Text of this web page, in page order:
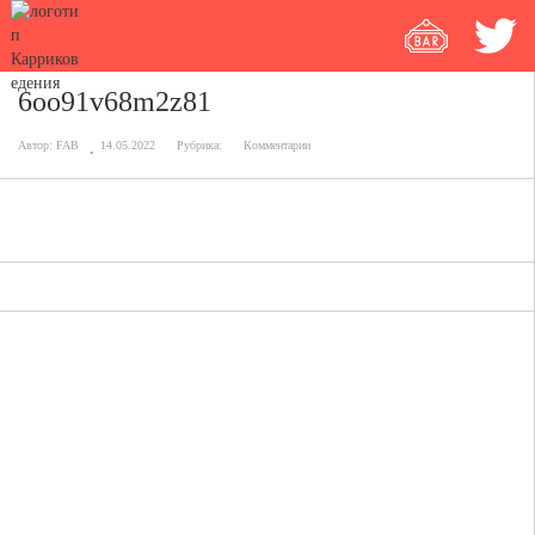
6oo91v68m2z81
Автор: FAB 14.05.2022 Рубрика: Комментарии